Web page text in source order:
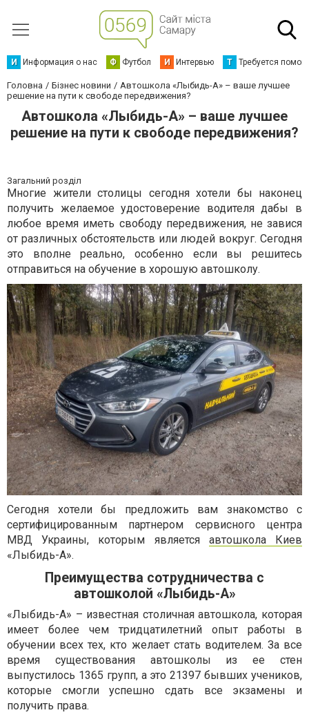
И Информация о нас Ф Футбол И Интервью Т Требуется
Головна Бізнес новини
Автошкола «Лыбидь-А» – ваше лучшее
решение на пути к свободе передвижения?
Автошкола «Лыбидь-А» – ваше лучшее
решение на пути к свободе передвижения?
Загальний розділ
Многие жители столицы сегодня хотели бы наконец
получить желаемое удостоверение водителя дабы в
любое время иметь свободу передвижения, не завися
от различных обстоятельств или людей вокруг. Сегодня
это вполне реально, особенно если вы решитесь
отправиться на обучение в хорошую автошколу.
Сегодня хотели бы предложить вам знакомство с
сертифицированным партнером сервисного центра
МВД Украины, которым является автошкола Киев
«Лыбидь-А».
Преимущества сотрудничества с
автошколой «Лыбидь-А»
«Лыбидь-А» – известная столичная автошкола, которая
имеет более чем тридцатилетний опыт работы в
обучении всех тех, кто желает стать водителем. За все
время существования автошколы из ее стен
выпустилось 1365 групп, а это 21397 бывших учеников,
которые смогли успешно сдать все экзамены и
получить права.